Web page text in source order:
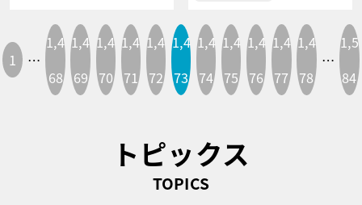
1 …
1,4
68
1,4
69
1,4
70
1,4
71
1,4
72
1,4
73
1,4
74
1,4
75
1,4
76
1,4
77
1,4
78
…
1,5
84
トピックス
TOPICS